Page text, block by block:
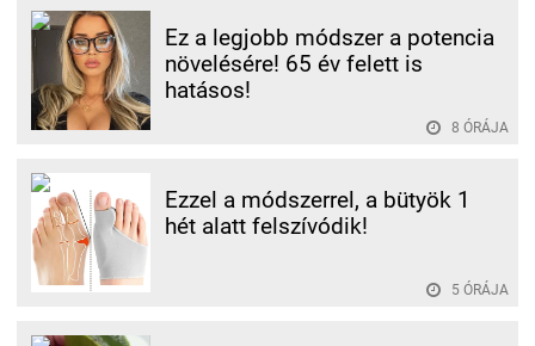
Ez a legjobb módszer a potencia
növelésére! 65 év felett is
hatásos!
8 ÓRÁJA
Ezzel a módszerrel, a bütyök 1
hét alatt felszívódik!
5 ÓRÁJA